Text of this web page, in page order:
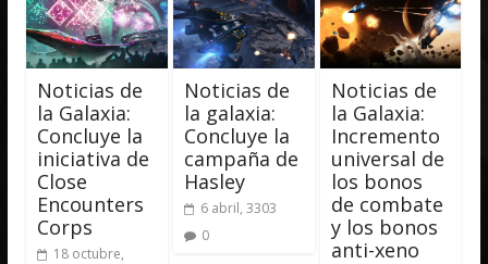
Noticias de
la Galaxia:
Concluye la
iniciativa de
Close
Encounters
Corps
18 octubre,
Noticias de
la galaxia:
Concluye la
campaña de
Hasley
6 abril, 3303
0
Noticias de
la Galaxia:
Incremento
universal de
los bonos
de combate
y los bonos
anti-xeno